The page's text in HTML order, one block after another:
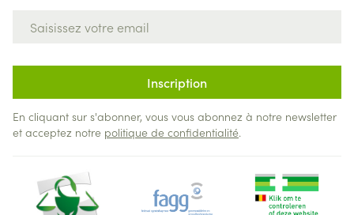
Inscription
En cliquant sur s'abonner, vous vous abonnez à notre newsletter
et acceptez notre politique de confidentialité.